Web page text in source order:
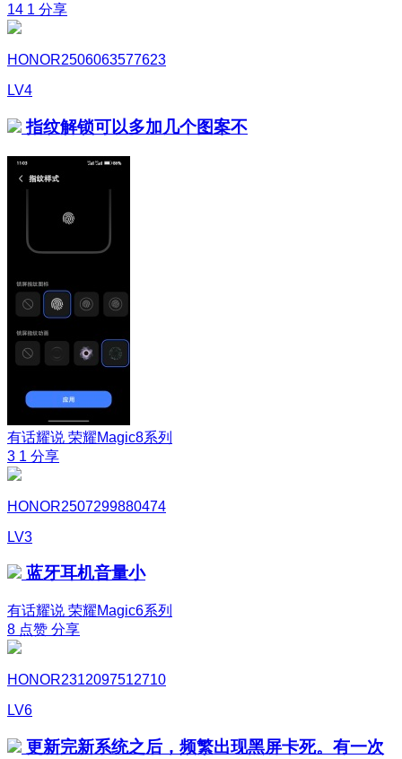
14 1 分享
HONOR2506063577623
LV4
指纹解锁可以多加几个图案不
有话耀说 荣耀Magic8系列
3 1 分享
HONOR2507299880474
LV3
蓝牙耳机音量小
有话耀说 荣耀Magic6系列
8 点赞 分享
HONOR2312097512710
LV6
更新完新系统之后，频繁出现黑屏卡死。有一次